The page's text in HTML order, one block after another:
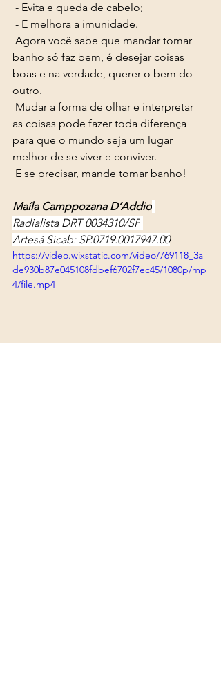
- Evita e queda de cabelo;
- E melhora a imunidade.
banho só faz bem, é desejar coisas
boas e na verdade, querer o bem do
outro.
as coisas pode fazer toda diferença
para que o mundo seja um lugar
melhor de se viver e conviver.
E se precisar, mande tomar banho!
Maíla Camppozana D’Addio
Radialista DRT 0034310/SP
Artesã Sicab: SP.0719.0017947.00
https://video.wixstatic.com/video/769118_3a
de930b87e045108fdbef6702f7ec45/1080p/mp
4/file.mp4